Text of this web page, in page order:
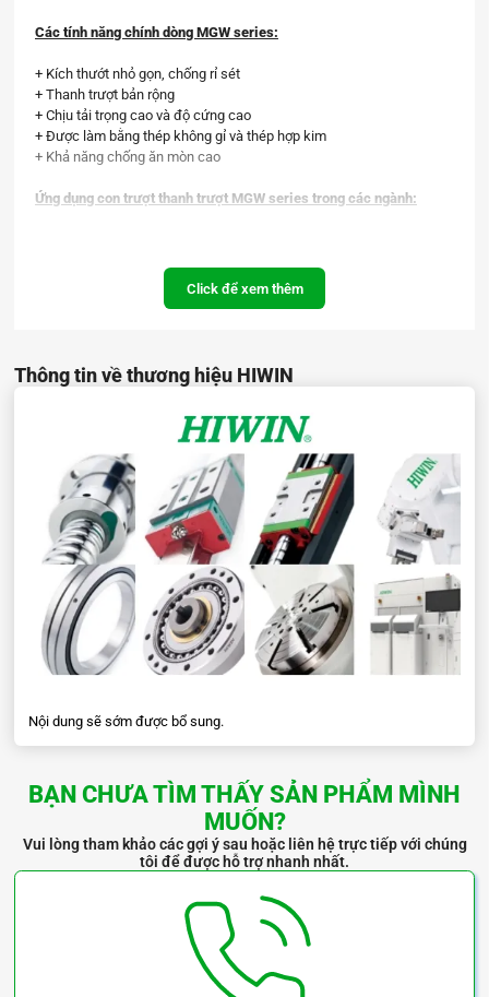
Các tính năng chính dòng MGW series:
+ Kích thướt nhỏ gọn, chống rỉ sét
+ Thanh trượt bản rộng
+ Chịu tải trọng cao và độ cứng cao
+ Được làm bằng thép không gỉ và thép hợp kim
+ Khả năng chống ăn mòn cao
Ứng dụng con trượt thanh trượt MGW series trong các ngành:
+ Cơ chế trượt thu nhỏ
Click để xem thêm
Thông tin về thương hiệu HIWIN
Nội dung sẽ sớm được bổ sung.
BẠN CHƯA TÌM THẤY SẢN PHẨM MÌNH
MUỐN?
Vui lòng tham khảo các gợi ý sau hoặc liên hệ trực tiếp với chúng
tôi để được hỗ trợ nhanh nhất.